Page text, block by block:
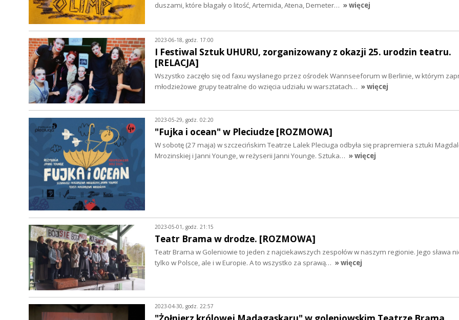
duszami, które błagały o litość, Artemida, Atena, Demeter… » więcej
2023-06-18, godz. 17:00
I Festiwal Sztuk UHURU, zorganizowany z okazji 25. urodzin teatru.
[RELACJA]
Wszystko zaczęło się od faxu wysłanego przez ośrodek Wannseeforum w Berlinie, w którym
młodzieżowe grupy teatralne do wzięcia udziału w warsztatach… » więcej
2023-05-29, godz. 02:20
"Fujka i ocean" w Pleciudze [ROZMOWA]
W sobotę (27 maja) w szczecińskim Teatrze Lalek Pleciuga odbyła się prapremiera sztuki
Mrozinskiej i Janni Younge, w reżyserii Janni Younge. Sztuka… » więcej
2023-05-01, godz. 21:15
Teatr Brama w drodze. [ROZMOWA]
Teatr Brama w Goleniowie to jeden z najciekawszych zespołów w naszym regionie. Jego sława
tylko w Polsce, ale i w Europie. A to wszystko za sprawą… » więcej
2023-04-30, godz. 22:57